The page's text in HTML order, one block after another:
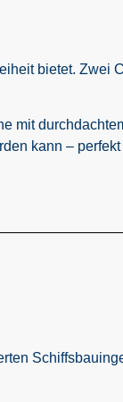
bietet. Zwei
mit
kann – perfekt